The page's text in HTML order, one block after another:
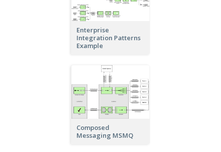
Enterprise
Integration Patterns
Example
Composed
Messaging MSMQ